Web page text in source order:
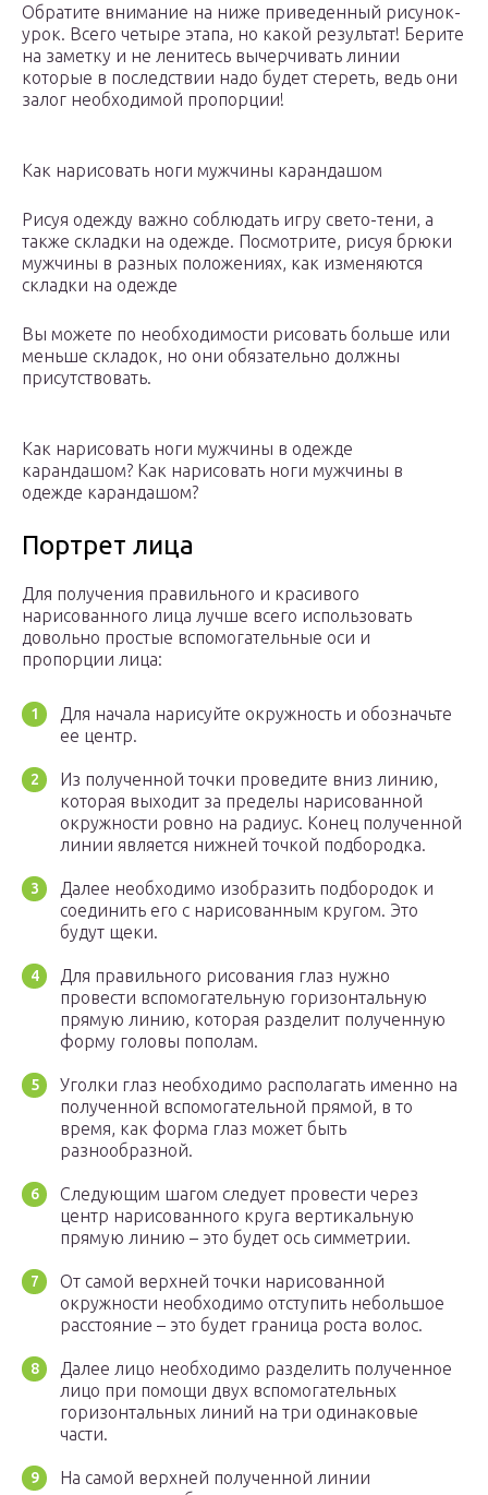
Обратите внимание на ниже приведенный рисунок-
урок. Всего четыре этапа, но какой результат! Берите
на заметку и не ленитесь вычерчивать линии
которые в последствии надо будет стереть, ведь они
залог необходимой пропорции!
Как нарисовать ноги мужчины карандашом
Рисуя одежду важно соблюдать игру свето-тени, а
также складки на одежде. Посмотрите, рисуя брюки
мужчины в разных положениях, как изменяются
складки на одежде
Вы можете по необходимости рисовать больше или
меньше складок, но они обязательно должны
присутствовать.
Как нарисовать ноги мужчины в одежде
карандашом? Как нарисовать ноги мужчины в
одежде карандашом?
Портрет лица
Для получения правильного и красивого
нарисованного лица лучше всего использовать
довольно простые вспомогательные оси и
пропорции лица:
Для начала нарисуйте окружность и обозначьте
ее центр.
Из полученной точки проведите вниз линию,
которая выходит за пределы нарисованной
окружности ровно на радиус. Конец полученной
линии является нижней точкой подбородка.
Далее необходимо изобразить подбородок и
соединить его с нарисованным кругом. Это
будут щеки.
Для правильного рисования глаз нужно
провести вспомогательную горизонтальную
прямую линию, которая разделит полученную
форму головы пополам.
Уголки глаз необходимо располагать именно на
полученной вспомогательной прямой, в то
время, как форма глаз может быть
разнообразной.
Следующим шагом следует провести через
центр нарисованного круга вертикальную
прямую линию – это будет ось симметрии.
От самой верхней точки нарисованной
окружности необходимо отступить небольшое
расстояние – это будет граница роста волос.
Далее лицо необходимо разделить полученное
лицо при помощи двух вспомогательных
горизонтальных линий на три одинаковые
части.
На самой верхней полученной линии